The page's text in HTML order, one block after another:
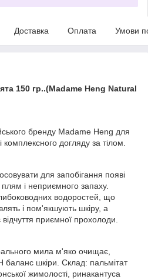
Доставка Оплата Умови
150 гр..(Madame Heng Natural
бренду Madame Heng для
догляду за тілом.
для запобігання появі
і неприємного запаху.
водоростей, що
і пом'якшують шкіру, а
приємної прохолоди.
мила м'яко очищає,
шкіри. Склад: пальмітат
жимолості, ринакантуса